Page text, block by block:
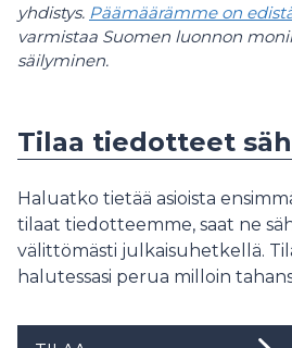
yhdistys. Päämäärämme on
varmistaa Suomen luonnon
säilyminen.
Tilaa tiedotteet
Haluatko tietää asioista
tilaat tiedotteemme, saat ne
välittömästi julkaisuhetkellä.
halutessasi perua milloin